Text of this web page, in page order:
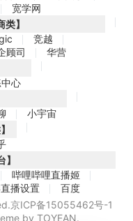
宽学网
】
竞越
顾司
华营
心
小宇宙
哔哩哔哩直播姬
播设置
百度
京ICP备15055462号-1
by TOYEAN.